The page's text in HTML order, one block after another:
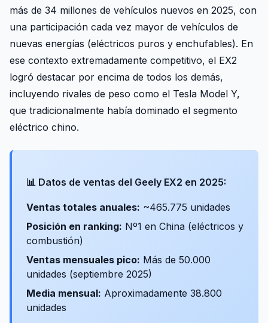
más de 34 millones de vehículos nuevos en 2025, con
una participación cada vez mayor de vehículos de
nuevas energías (eléctricos puros y enchufables). En
ese contexto extremadamente competitivo, el EX2
logró destacar por encima de todos los demás,
incluyendo rivales de peso como el Tesla Model Y,
que tradicionalmente había dominado el segmento
eléctrico chino.
📊 Datos de ventas del Geely EX2 en 2025:
Ventas totales anuales: ~465.775 unidades
Posición en ranking: Nº1 en China (eléctricos y
combustión)
Ventas mensuales pico: Más de 50.000
unidades (septiembre 2025)
Media mensual: Aproximadamente 38.800
unidades